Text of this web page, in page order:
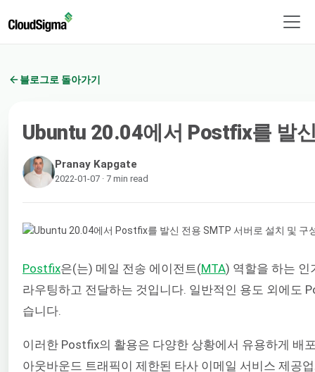
블로그로 돌아가기
Ubuntu 20.04에서 Postfix를 발
Pranay Kapgate
2022-01-07 · 7 min read
Postfix은(는) 메일 전송 에이전트(MTA) 역할을 하는 인
라우팅하고 전달하는 것입니다. 일반적인 용도 외에도
습니다.
이러한 Postfix의 활용은 다양한 상황에서 유용하게 배
아웃바운드 트래픽이 제한된 타사 이메일 서비스 제공